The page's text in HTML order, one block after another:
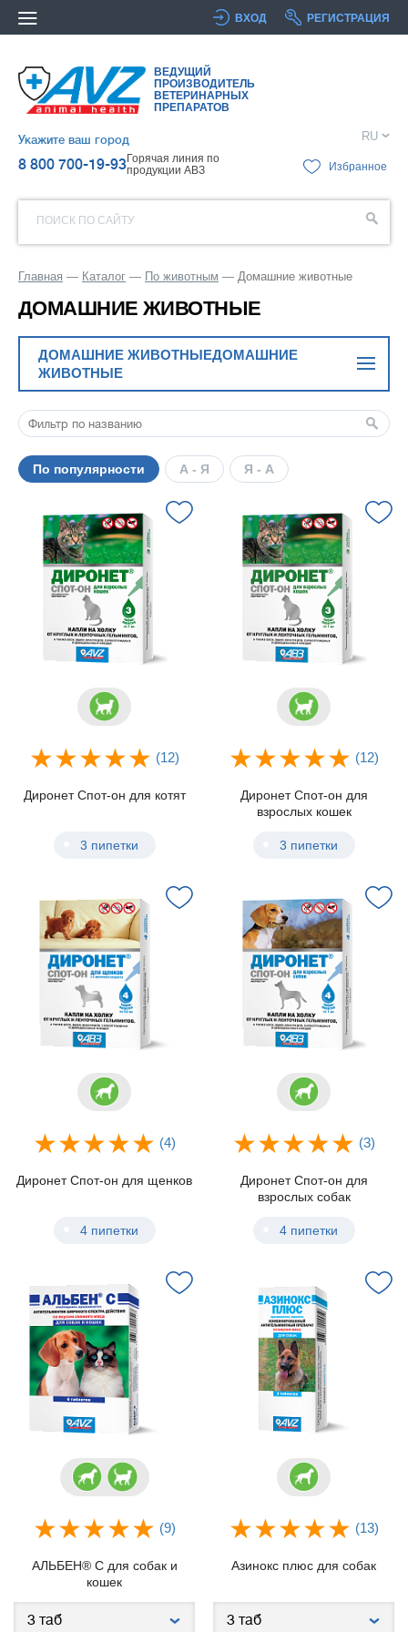
ВХОД РЕГИСТРАЦИЯ
ВЕДУЩИЙ
ПРОИЗВОДИТЕЛЬ
ВЕТЕРИНАРНЫХ
ПРЕПАРАТОВ
Укажите ваш город
8 800 700-19-93Горячая линия по
продукции АВЗ
RU
Избранное
ПОИСК ПО САЙТУ
Главная Каталог По животным Домашние животные
ДОМАШНИЕ ЖИВОТНЫЕ
ДОМАШНИЕ ЖИВОТНЫЕДОМАШНИЕ
ЖИВОТНЫЕ
По популярности А - Я Я - А
(12)
Диронет Спот-он для котят
3 пипетки
(12)
Диронет Спот-он для
взрослых кошек
3 пипетки
(4)
Диронет Спот-он для щенков
4 пипетки
(3)
Диронет Спот-он для
взрослых собак
4 пипетки
(9)
АЛЬБЕН® С для собак и
кошек
(13)
Азинокс плюс для собак